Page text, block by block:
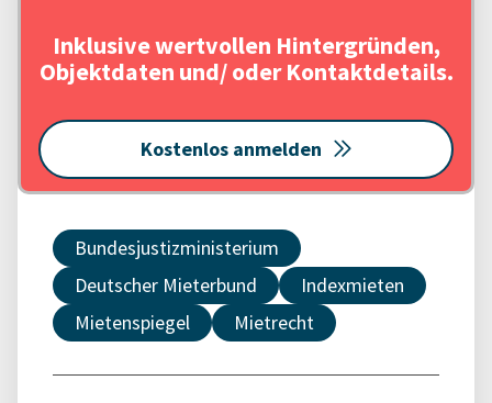
Inklusive wertvollen Hintergründen,
Objektdaten und/ oder Kontaktdetails.
Kostenlos anmelden
Bundesjustizministerium
Deutscher Mieterbund
Indexmieten
Mietenspiegel
Mietrecht